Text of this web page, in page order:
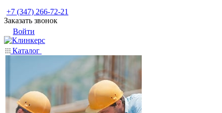
+7 (347) 266-72-21
Заказать звонок
Войти
Каталог